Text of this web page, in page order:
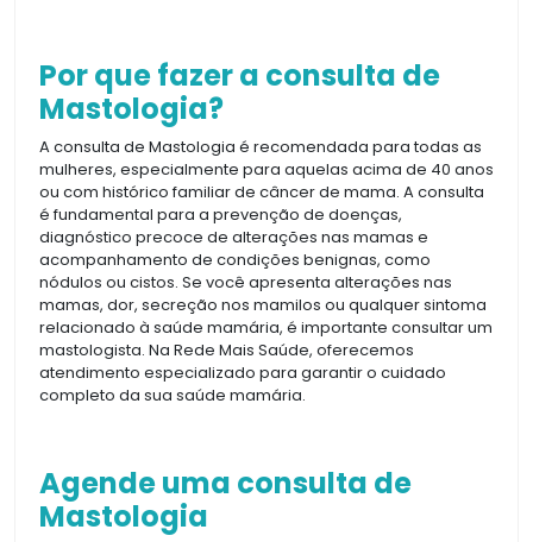
Por que fazer a consulta de
Mastologia?
A consulta de Mastologia é recomendada para todas as
mulheres, especialmente para aquelas acima de 40 anos
ou com histórico familiar de câncer de mama. A consulta
é fundamental para a prevenção de doenças,
diagnóstico precoce de alterações nas mamas e
acompanhamento de condições benignas, como
nódulos ou cistos. Se você apresenta alterações nas
mamas, dor, secreção nos mamilos ou qualquer sintoma
relacionado à saúde mamária, é importante consultar um
mastologista. Na Rede Mais Saúde, oferecemos
atendimento especializado para garantir o cuidado
completo da sua saúde mamária.
Agende uma consulta de
Mastologia